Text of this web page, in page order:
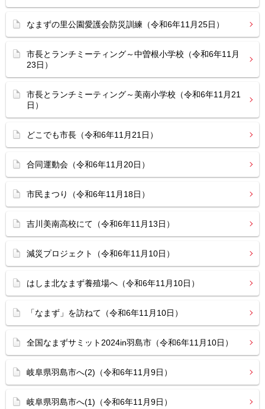
なまずの里公園愛護会防災訓練（令和6年11月25日）
市長とランチミーティング～中曽根小学校（令和6年11月
23日）
市長とランチミーティング～美南小学校（令和6年11月21
日）
どこでも市長（令和6年11月21日）
合同運動会（令和6年11月20日）
市民まつり（令和6年11月18日）
吉川美南高校にて（令和6年11月13日）
減災プロジェクト（令和6年11月10日）
はしま北なまず養殖場へ（令和6年11月10日）
「なまず」を訪ねて（令和6年11月10日）
全国なまずサミット2024in羽島市（令和6年11月10日）
岐阜県羽島市へ(2)（令和6年11月9日）
岐阜県羽島市へ(1)（令和6年11月9日）